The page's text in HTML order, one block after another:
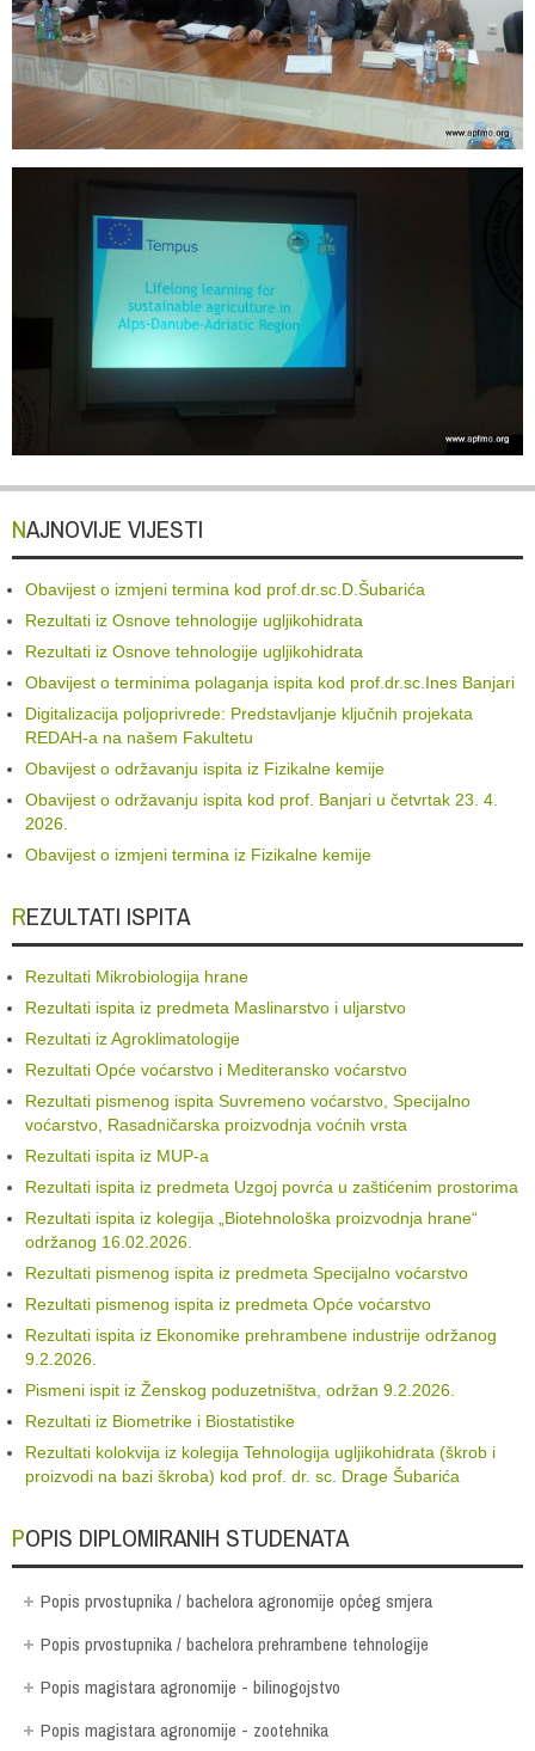
NAJNOVIJE VIJESTI
Obavijest o izmjeni termina kod prof.dr.sc.D.Šubarića
Rezultati iz Osnove tehnologije ugljikohidrata
Rezultati iz Osnove tehnologije ugljikohidrata
Obavijest o terminima polaganja ispita kod prof.dr.sc.Ines Banjari
Digitalizacija poljoprivrede: Predstavljanje ključnih projekata
REDAH-a na našem Fakultetu
Obavijest o održavanju ispita iz Fizikalne kemije
Obavijest o održavanju ispita kod prof. Banjari u četvrtak 23. 4.
2026.
Obavijest o izmjeni termina iz Fizikalne kemije
REZULTATI ISPITA
Rezultati Mikrobiologija hrane
Rezultati ispita iz predmeta Maslinarstvo i uljarstvo
Rezultati iz Agroklimatologije
Rezultati Opće voćarstvo i Mediteransko voćarstvo
Rezultati pismenog ispita Suvremeno voćarstvo, Specijalno
voćarstvo, Rasadničarska proizvodnja voćnih vrsta
Rezultati ispita iz MUP-a
Rezultati ispita iz predmeta Uzgoj povrća u zaštićenim prostorima
Rezultati ispita iz kolegija „Biotehnološka proizvodnja hrane“
održanog 16.02.2026.
Rezultati pismenog ispita iz predmeta Specijalno voćarstvo
Rezultati pismenog ispita iz predmeta Opće voćarstvo
Rezultati ispita iz Ekonomike prehrambene industrije održanog
9.2.2026.
Pismeni ispit iz Ženskog poduzetništva, održan 9.2.2026.
Rezultati iz Biometrike i Biostatistike
Rezultati kolokvija iz kolegija Tehnologija ugljikohidrata (škrob i
proizvodi na bazi škroba) kod prof. dr. sc. Drage Šubarića
POPIS DIPLOMIRANIH STUDENATA
Popis prvostupnika / bachelora agronomije općeg smjera
Popis prvostupnika / bachelora prehrambene tehnologije
Popis magistara agronomije - bilinogojstvo
Popis magistara agronomije - zootehnika